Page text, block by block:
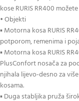
kose RURIS RR400
• Objekti
▪ Motorna kosa RURIS
potporom, remenima i
▪ Motorna kosa RURIS
PlusConfort nosača za
njihala lijevo-desno za
kosama.
▪ Duga stabljika pruža